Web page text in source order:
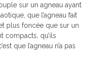
sur un agneau ayant
que l’agneau fait
plus foncée que sur un
compacts, qu’ils
que l’agneau n’a pas